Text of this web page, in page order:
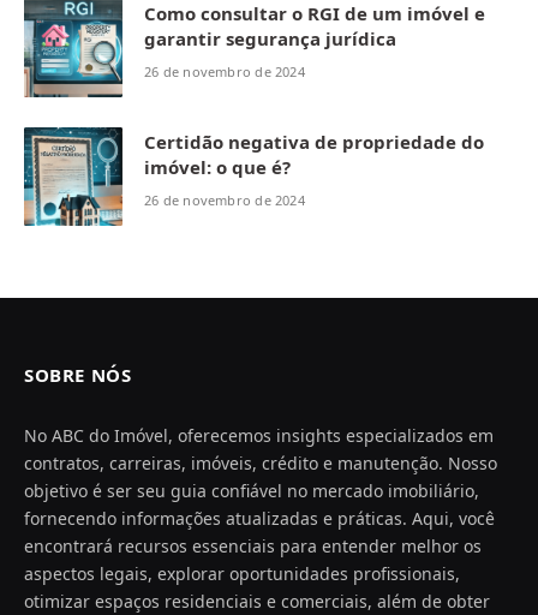
Como consultar o RGI de um imóvel e
garantir segurança jurídica
26 de novembro de 2024
Certidão negativa de propriedade do
imóvel: o que é?
26 de novembro de 2024
SOBRE NÓS
No ABC do Imóvel, oferecemos insights especializados em
contratos, carreiras, imóveis, crédito e manutenção. Nosso
objetivo é ser seu guia confiável no mercado imobiliário,
fornecendo informações atualizadas e práticas. Aqui, você
encontrará recursos essenciais para entender melhor os
aspectos legais, explorar oportunidades profissionais,
otimizar espaços residenciais e comerciais, além de obter